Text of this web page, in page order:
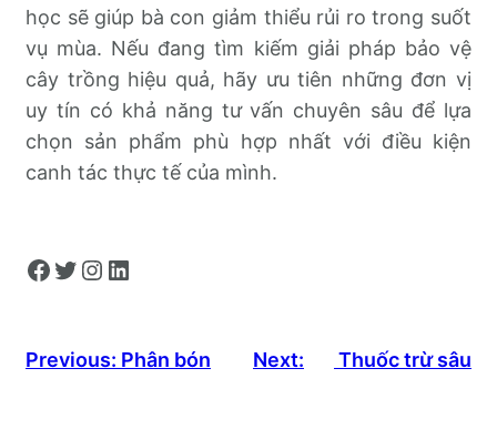
học sẽ giúp bà con giảm thiểu rủi ro trong suốt
vụ mùa. Nếu đang tìm kiếm giải pháp bảo vệ
cây trồng hiệu quả, hãy ưu tiên những đơn vị
uy tín có khả năng tư vấn chuyên sâu để lựa
chọn sản phẩm phù hợp nhất với điều kiện
canh tác thực tế của mình.
Facebook Twitter Instagram LinkedIn
Previous: Phân bón Next: Thuốc trừ sâu